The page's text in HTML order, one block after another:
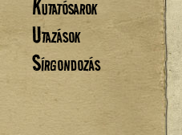
Kutatósarok
Utazások
Sírgondozás